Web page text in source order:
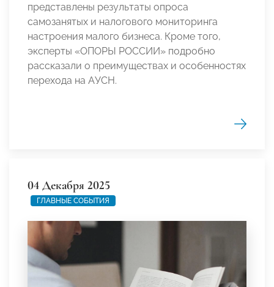
представлены результаты опроса
самозанятых и налогового мониторинга
настроения малого бизнеса. Кроме того,
эксперты «ОПОРЫ РОССИИ» подробно
рассказали о преимуществах и особенностях
перехода на АУСН.
04 Декабря 2025
ГЛАВНЫЕ СОБЫТИЯ